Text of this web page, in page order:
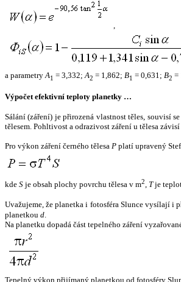
,
a parametryA1 = 3,332;A2 = 1,862; B1 = 0,631; B2 =
Výpočet efektivní teploty planetky …
Sálání (záření) je přirozená vlastnost těles, souvisí
tělesem. Pohltivost a odrazivost záření u tělesa
Pro výkon záření černého tělesa P platí upravený
kde S je obsah plochy povrchu tělesa v m2, Tje
Uvažujeme, že planetka i fotosféra Slunce vysílají i
planetkou d.
Na planetku dopadá část tepelného záření
Tepelný výkon přijímaný planetkou od fotosféry